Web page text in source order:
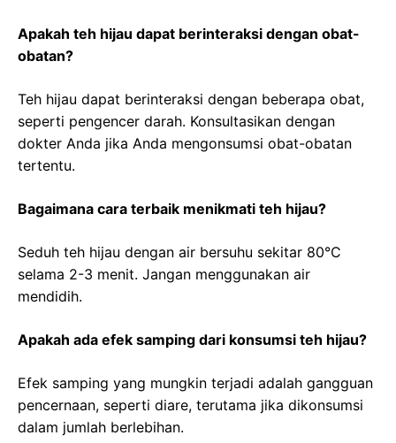
Apakah teh hijau dapat berinteraksi dengan obat-
obatan?
Teh hijau dapat berinteraksi dengan beberapa obat,
seperti pengencer darah. Konsultasikan dengan
dokter Anda jika Anda mengonsumsi obat-obatan
tertentu.
Bagaimana cara terbaik menikmati teh hijau?
Seduh teh hijau dengan air bersuhu sekitar 80°C
selama 2-3 menit. Jangan menggunakan air
mendidih.
Apakah ada efek samping dari konsumsi teh hijau?
Efek samping yang mungkin terjadi adalah gangguan
pencernaan, seperti diare, terutama jika dikonsumsi
dalam jumlah berlebihan.